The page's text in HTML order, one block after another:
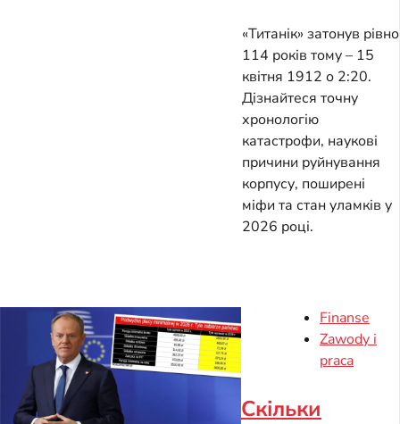
«Титанік» затонув рівно
114 років тому – 15
квітня 1912 о 2:20.
Дізнайтеся точну
хронологію
катастрофи, наукові
причини руйнування
корпусу, поширені
міфи та стан уламків у
2026 році.
Finanse
Zawody i
praca
Скільки